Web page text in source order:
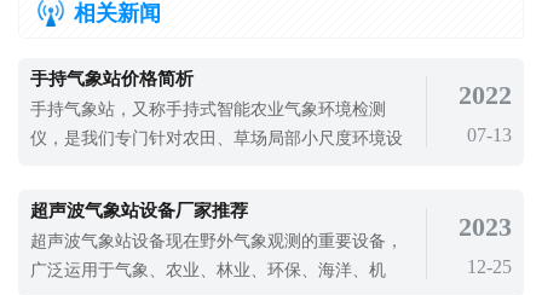
相关新闻
手持气象站价格简析
手持气象站，又称手持式智能农业气象环境检测
仪，是我们专门针对农田、草场局部小尺度环境设
化碳浓度、光合有效辐射、土壤温度、土壤水分、
风速、风向、土壤盐分、降雨量、大气
2022
07-13
超声波气象站设备厂家推荐
超声波气象站设备现在野外气象观测的重要设备，
广泛运用于气象、农业、林业、环保、海洋、机
2023
12-25